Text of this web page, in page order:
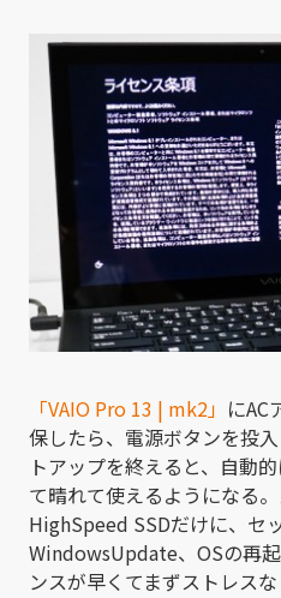
「VAIO Pro 13 | mk2」 にAC
保したら、電源ボタンを投
トアップを終えると、自動
て晴れて使えるようになる
HighSpeed SSDだけに、セ
WindowsUpdate、OSの再
ンスが早くてまずストレス